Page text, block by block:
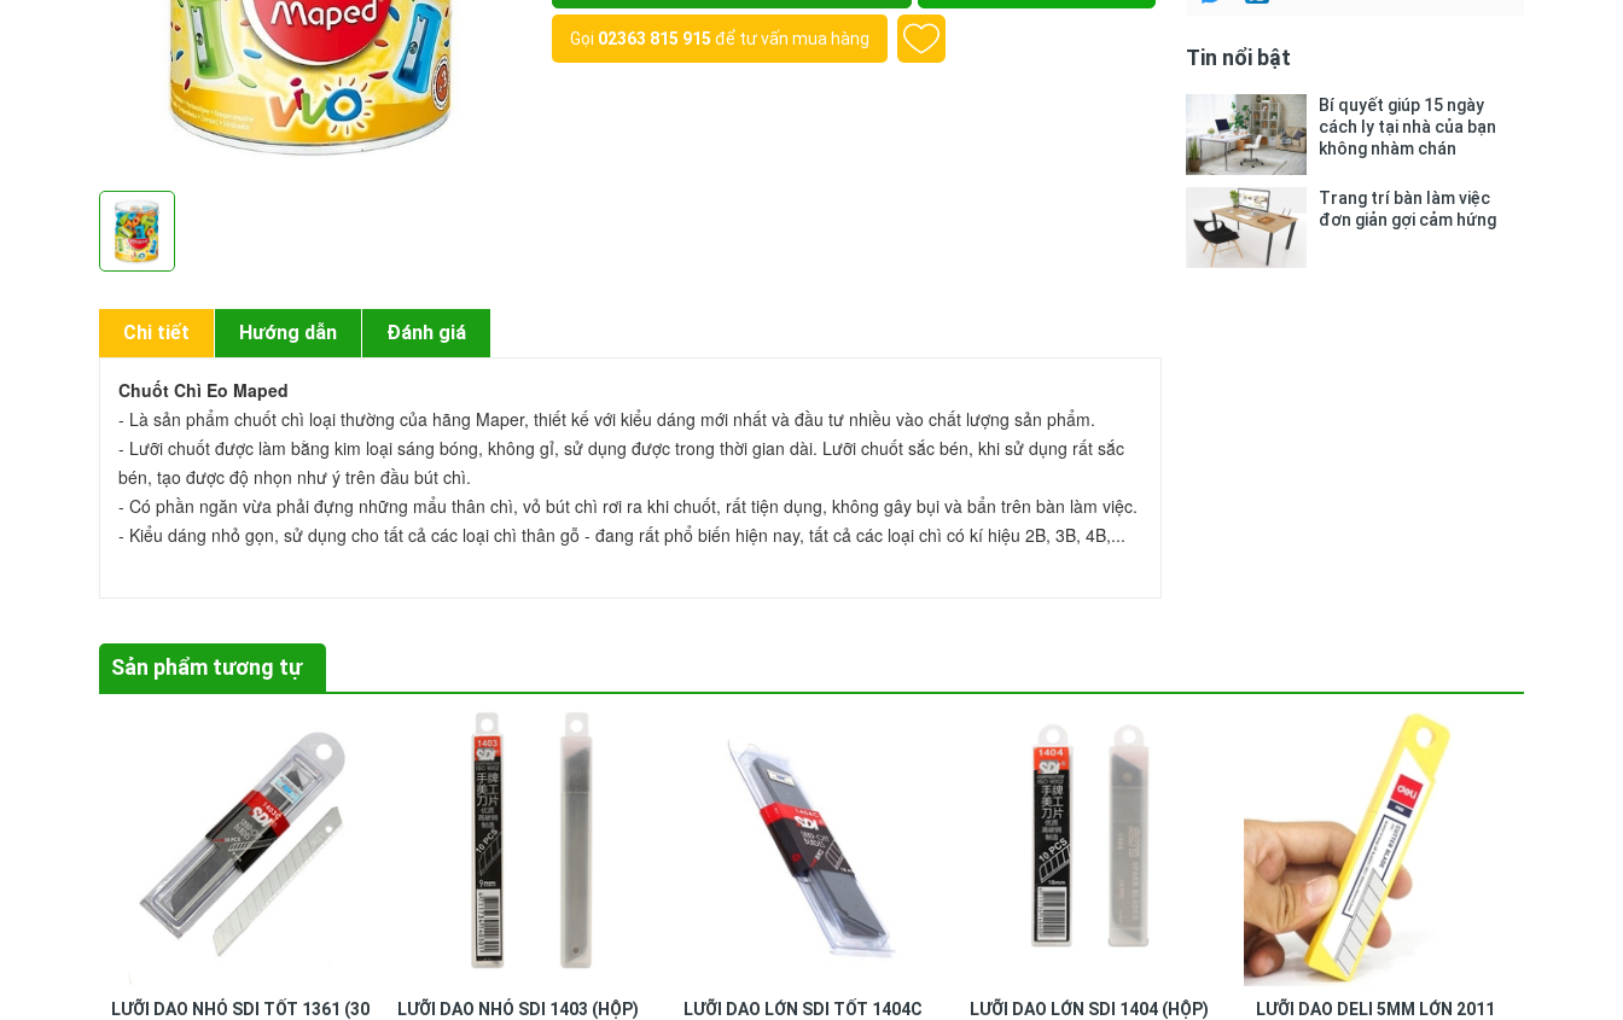
Gọi 02363 815 915 để tư vấn mua hàng
Chi tiết Hướng dẫn Đánh giá
Chuốt Chì Eo Maped
- Là sản phẩm chuốt chì loại thường của hãng Maper, thiết kế với kiểu dáng mới nhất và đầu tư nhiều vào chất lượng sản phẩm.
- Lưỡi chuốt được làm bằng kim loại sáng bóng, không gỉ, sử dụng được trong thời gian dài. Lưỡi chuốt sắc bén, khi sử dụng rất sắc
bén, tạo được độ nhọn như ý trên đầu bút chì.
- Có phần ngăn vừa phải đựng những mẩu thân chì, vỏ bút chì rơi ra khi chuốt, rất tiện dụng, không gây bụi và bẩn trên bàn làm việc.
Tin nổi bật
Bí quyết giúp 15 ngày
cách ly tại nhà của bạn
không nhàm chán
Trang trí bàn làm việc
đơn giản gợi cảm hứng
Sản phẩm tương tự
LƯỠI DAO NHỎ SDI TỐT 1361 (30
LƯỠI DAO NHỎ SDI 1403 (HỘP)
LƯỠI DAO LỚN SDI TỐT 1404C
LƯỠI DAO LỚN SDI 1404 (HỘP)
LƯỠI DAO DELI 5MM LỚN 2011